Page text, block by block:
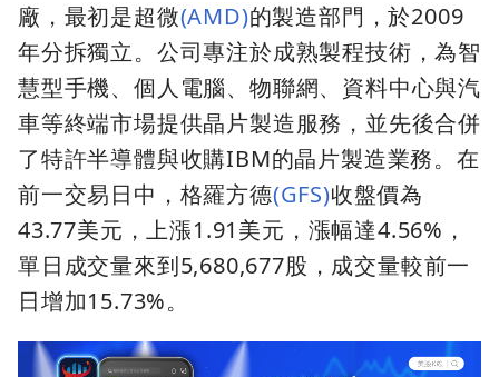
廠，最初是超微(AMD)的製造部門，於2009
年分拆獨立。公司專注於成熟製程技術，為智
慧型手機、個人電腦、物聯網、資料中心與汽
車等終端市場提供晶片製造服務，並先後合併
了特許半導體與收購IBM的晶片製造業務。在
前一交易日中，格羅方德(GFS)收盤價為
43.77美元，上漲1.91美元，漲幅達4.56%，
單日成交量來到5,680,677股，成交量較前一
日增加15.73%。